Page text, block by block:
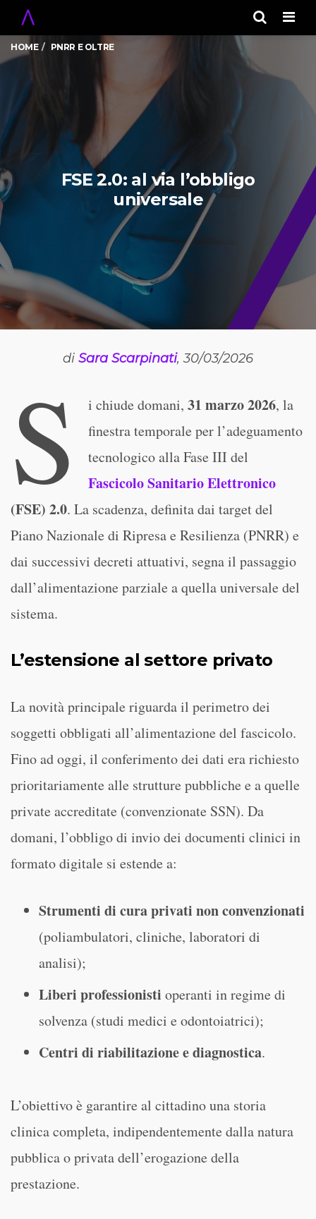
HOME PNRR E OLTRE
FSE 2.0: al via l’obbligo
universale
di Sara Scarpinati, 30/03/2026
S i chiude domani, 31 marzo 2026, la
finestra temporale per l’adeguamento
tecnologico alla Fase III del
Fascicolo Sanitario Elettronico
(FSE) 2.0. La scadenza, definita dai target del
Piano Nazionale di Ripresa e Resilienza (PNRR) e
dai successivi decreti attuativi, segna il passaggio
dall’alimentazione parziale a quella universale del
sistema.
L’estensione al settore privato
La novità principale riguarda il perimetro dei
soggetti obbligati all’alimentazione del fascicolo.
Fino ad oggi, il conferimento dei dati era richiesto
prioritariamente alle strutture pubbliche e a quelle
private accreditate (convenzionate SSN). Da
domani, l’obbligo di invio dei documenti clinici in
formato digitale si estende a:
Strumenti di cura privati non convenzionati
(poliambulatori, cliniche, laboratori di
analisi);
Liberi professionisti operanti in regime di
solvenza (studi medici e odontoiatrici);
Centri di riabilitazione e diagnostica.
L’obiettivo è garantire al cittadino una storia
clinica completa, indipendentemente dalla natura
pubblica o privata dell’erogazione della
prestazione.